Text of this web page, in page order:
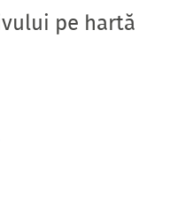
pe hartă